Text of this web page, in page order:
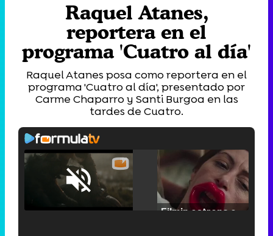
Raquel Atanes,
reportera en el
programa 'Cuatro al día'
Raquel Atanes posa como reportera en el
programa 'Cuatro al día', presentado por
Carme Chaparro y Santi Burgoa en las
tardes de Cuatro.
Unmute /
Loaded :